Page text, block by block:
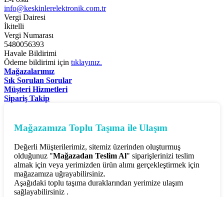
info@keskinlerelektronik.com.tr
Vergi Dairesi
İkitelli
Vergi Numarası
5480056393
Havale Bildirimi
Ödeme bildirimi için tıklayınız.
Mağazalarımız
Sık Sorulan Sorular
Müşteri Hizmetleri
Sipariş Takip
Mağazamıza Toplu Taşıma ile Ulaşım
Değerli Müşterilerimiz, sitemiz üzerinden oluşturmuş
olduğunuz "Mağazadan Teslim Al" siparişlerinizi teslim
almak için veya yerimizden ürün alımı gerçekleştirmek için
mağazamıza uğrayabilirsiniz.
Aşağıdaki toplu taşıma duraklarından yerimize ulaşım
sağlayabilirsiniz .